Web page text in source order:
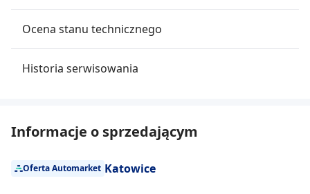
Ocena stanu technicznego
Historia serwisowania
Informacje o sprzedającym
Oferta Automarket Katowice